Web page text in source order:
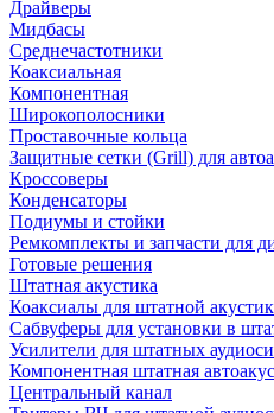
Драйверы
Мидбасы
Среднечастотники
Коаксиальная
Компонентная
Широкополосники
Проставочные кольца
Защитные сетки (Grill) для
Кроссоверы
Конденсаторы
Подиумы и стойки
Ремкомплекты и запчасти для
Готовые решения
Штатная акустика
Коаксиалы для штатной
Сабвуферы для установки в
Усилители для штатных
Компонентная штатная
Центральный канал